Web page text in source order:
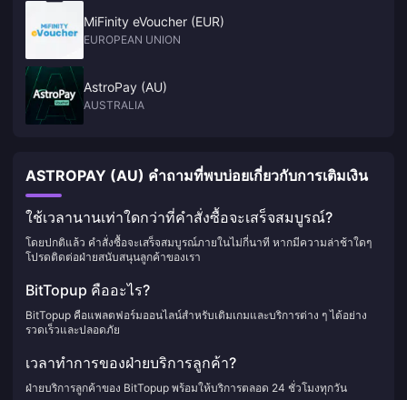
MiFinity eVoucher (EUR)
EUROPEAN UNION
AstroPay (AU)
AUSTRALIA
ASTROPAY (AU) คำถามที่พบบ่อยเกี่ยวกับการเติมเงิน
ใช้เวลานานเท่าใดกว่าที่คำสั่งซื้อจะเสร็จสมบูรณ์?
โดยปกติแล้ว คำสั่งซื้อจะเสร็จสมบูรณ์ภายในไม่กี่นาที หากมีความล่าช้าใดๆ
โปรดติดต่อฝ่ายสนับสนุนลูกค้าของเรา
BitTopup คืออะไร?
BitTopup คือแพลตฟอร์มออนไลน์สำหรับเติมเกมและบริการต่าง ๆ ได้อย่าง
รวดเร็วและปลอดภัย
เวลาทำการของฝ่ายบริการลูกค้า?
ฝ่ายบริการลูกค้าของ BitTopup พร้อมให้บริการตลอด 24 ชั่วโมงทุกวัน